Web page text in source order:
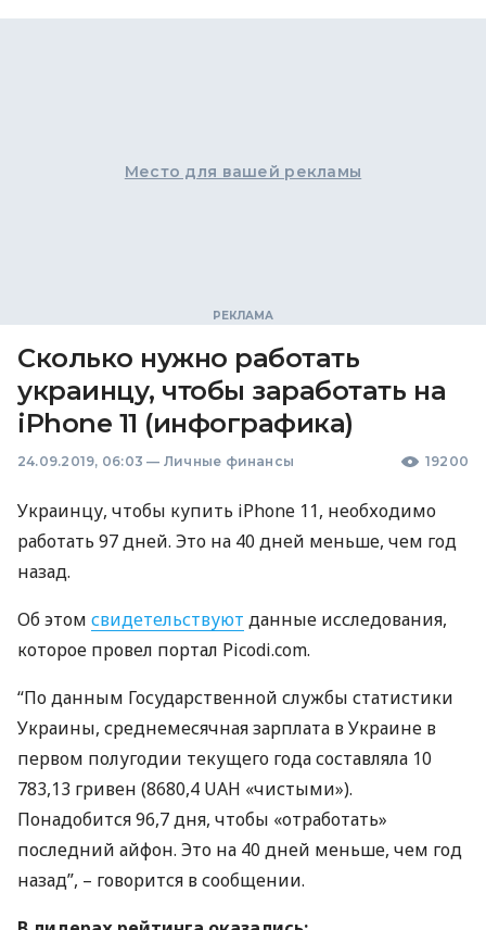
Место для вашей рекламы
Сколько нужно работать
украинцу, чтобы заработать на
iPhone 11 (инфографика)
24.09.2019, 06:03 — Личные финансы 19200
Украинцу, чтобы купить iPhone 11, необходимо
работать 97 дней. Это на 40 дней меньше, чем год
назад.
Об этом свидетельствуют данные исследования,
которое провел портал Picodi.com.
“По данным Государственной службы статистики
Украины, среднемесячная зарплата в Украине в
первом полугодии текущего года составляла 10
783,13 гривен (8680,4 UAH «чистыми»).
Понадобится 96,7 дня, чтобы «отработать»
последний айфон. Это на 40 дней меньше, чем год
назад”, – говорится в сообщении.